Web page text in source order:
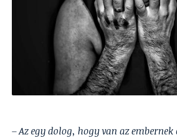
– Az egy dolog, hogy van az embernek